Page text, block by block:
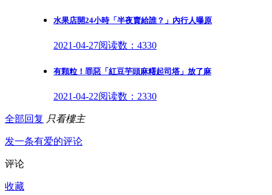
水果店開24小時「半夜賣給誰？」內行人曝原
2021-04-27阅读数：4330
有顆粒！罪惡「紅豆芋頭麻糬起司塔」放了麻
2021-04-22阅读数：2330
全部回复 只看樓主
发一条有爱的评论
评论
收藏